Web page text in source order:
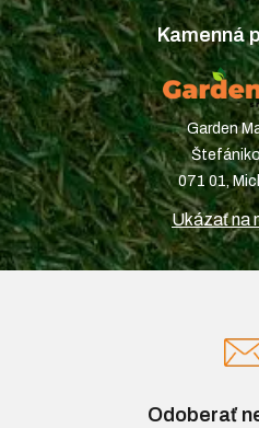
Kamenná
Garden
071 01,
Ukázať na
Odoberať